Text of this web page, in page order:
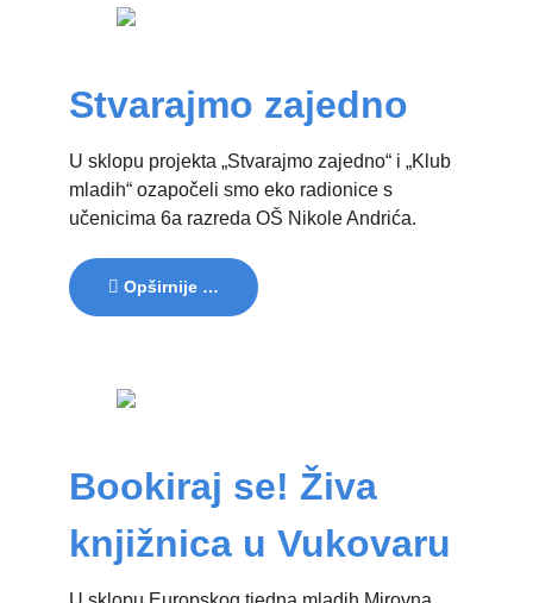
Stvarajmo zajedno
U sklopu projekta „Stvarajmo zajedno“ i „Klub
mladih“ ozapočeli smo eko radionice s
učenicima 6a razreda OŠ Nikole Andrića.
Opširnije …
Bookiraj se! Živa
knjižnica u Vukovaru